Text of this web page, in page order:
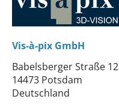
Vis-à-pix GmbH
Babelsberger Straße 12
14473 Potsdam
Deutschland